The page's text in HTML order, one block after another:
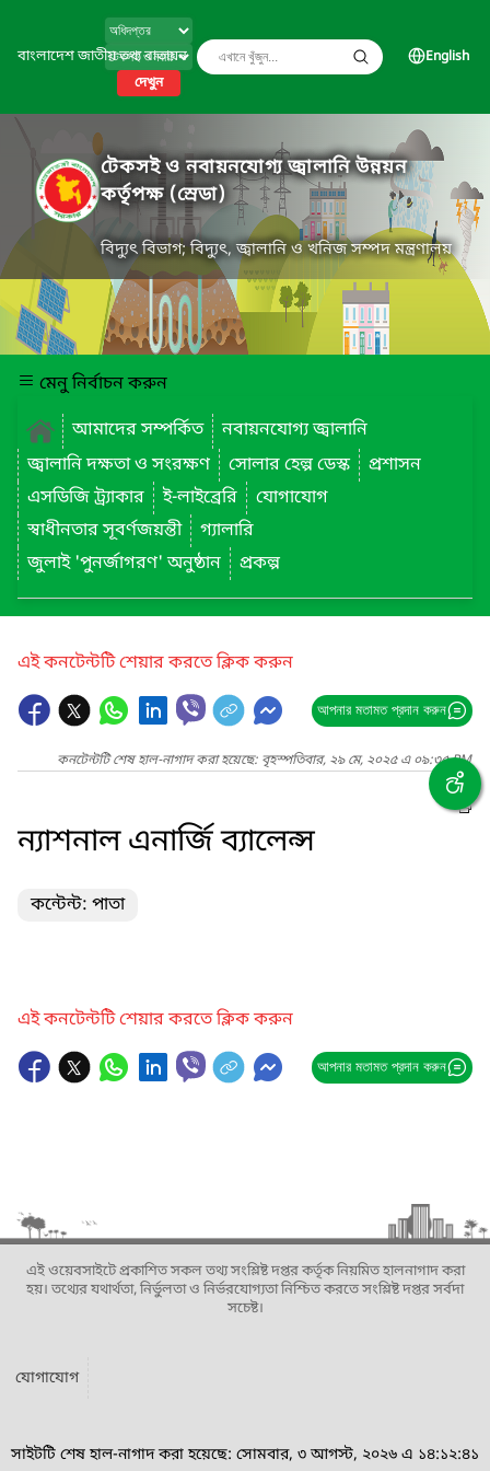
বাংলাদেশ জাতীয় তথ্য বাতায়ন
দেখুন
English
টেকসই ও নবায়নযোগ্য জ্বালানি উন্নয়ন
কর্তৃপক্ষ (স্রেডা)
বিদ্যুৎ বিভাগ; বিদ্যুৎ, জ্বালানি ও খনিজ সম্পদ মন্ত্রণালয়
মেনু নির্বাচন করুন
আমাদের সম্পর্কিত
নবায়নযোগ্য জ্বালানি
জ্বালানি দক্ষতা ও সংরক্ষণ
সোলার হেল্প ডেস্ক
প্রশাসন
এসডিজি ট্র্যাকার
ই-লাইব্রেরি
যোগাযোগ
স্বাধীনতার সূবর্ণজয়ন্তী
গ্যালারি
জুলাই 'পুনর্জাগরণ' অনুষ্ঠান
প্রকল্প
এই কনটেন্টটি শেয়ার করতে ক্লিক করুন
আপনার মতামত প্রদান করুন
কনটেন্টটি শেষ হাল-নাগাদ করা হয়েছে: বৃহস্পতিবার, ২৯ মে, ২০২৫ এ ০৯:৩৫ PM
ন্যাশনাল এনার্জি ব্যালেন্স
কন্টেন্ট: পাতা
এই কনটেন্টটি শেয়ার করতে ক্লিক করুন
আপনার মতামত প্রদান করুন
এই ওয়েবসাইটে প্রকাশিত সকল তথ্য সংশ্লিষ্ট দপ্তর কর্তৃক নিয়মিত হালনাগাদ করা
হয়। তথ্যের যথার্থতা, নির্ভুলতা ও নির্ভরযোগ্যতা নিশ্চিত করতে সংশ্লিষ্ট দপ্তর সর্বদা
সচেষ্ট।
যোগাযোগ
সাইটটি শেষ হাল-নাগাদ করা হয়েছে: সোমবার, ৩ আগস্ট, ২০২৬ এ ১৪:১২:৪১